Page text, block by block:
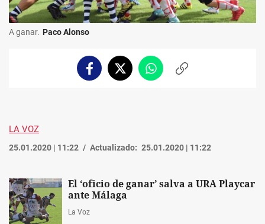
A ganar. Paco Alonso
FacebookTwitterWhatsappCopiar
LA VOZ
25.01.2020 | 11:22 Actualizado: 25.01.2020 | 11:22
El ‘oficio de ganar’ salva a URA Playcar
ante Málaga
La Voz